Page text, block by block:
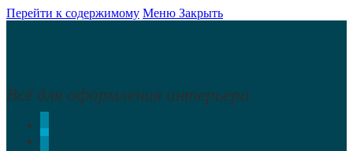
Перейти к содержимому Меню Закрыть
Всё для оформления интерьера